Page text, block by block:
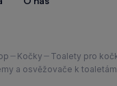
Kočky
Toalety pro
a osvěžovače k